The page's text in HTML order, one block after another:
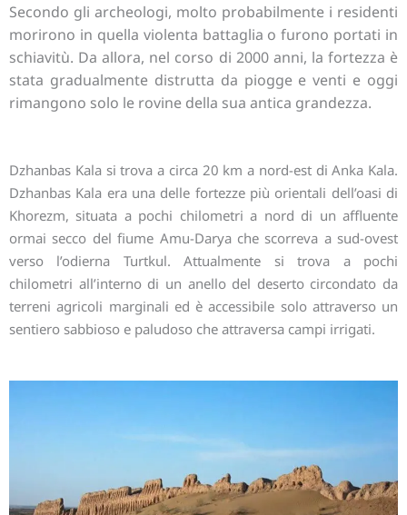
Secondo gli archeologi, molto probabilmente i residenti
morirono in quella violenta battaglia o furono portati in
schiavitù. Da allora, nel corso di 2000 anni, la fortezza è
stata gradualmente distrutta da piogge e venti e oggi
rimangono solo le rovine della sua antica grandezza.
Dzhanbas Kala si trova a circa 20 km a nord-est di Anka Kala.
Dzhanbas Kala era una delle fortezze più orientali dell’oasi di
Khorezm, situata a pochi chilometri a nord di un affluente
ormai secco del fiume Amu-Darya che scorreva a sud-ovest
verso l’odierna Turtkul. Attualmente si trova a pochi
chilometri all’interno di un anello del deserto circondato da
terreni agricoli marginali ed è accessibile solo attraverso un
sentiero sabbioso e paludoso che attraversa campi irrigati.